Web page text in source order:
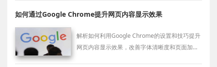
如何通过Google Chrome提升网页内容显示效果
解析如何利用Google Chrome的设置和技巧提升
网页内容显示效果，改善字体清晰度和页面加载